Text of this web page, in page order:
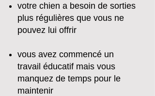
votre chien a besoin de sorties
plus régulières que vous ne
pouvez lui offrir
vous avez commencé un
travail éducatif mais vous
manquez de temps pour le
maintenir